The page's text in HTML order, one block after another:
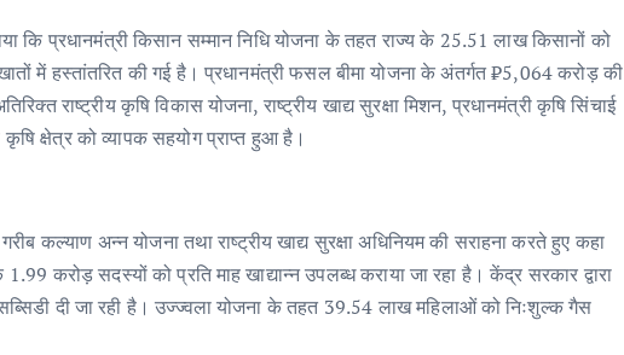
कि प्रधानमंत्री किसान सम्मान निधि योजना के तहत राज्य के 25.51 लाख किसानों को
में हस्तांतरित की गई है। प्रधानमंत्री फसल बीमा योजना के अंतर्गत ₹5,064 करोड़ की
राष्ट्रीय कृषि विकास योजना, राष्ट्रीय खाद्य सुरक्षा मिशन, प्रधानमंत्री कृषि सिंचाई
क्षेत्र को व्यापक सहयोग प्राप्त हुआ है।
कल्याण अन्न योजना तथा राष्ट्रीय खाद्य सुरक्षा अधिनियम की सराहना करते हुए कहा
करोड़ सदस्यों को प्रति माह खाद्यान्न उपलब्ध कराया जा रहा है। केंद्र सरकार द्वारा
दी जा रही है। उज्ज्वला योजना के तहत 39.54 लाख महिलाओं को निःशुल्क गैस